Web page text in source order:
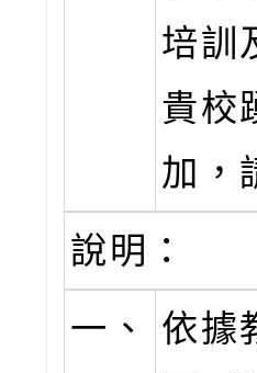
培訓
貴校
加，
說明：
一、
依據